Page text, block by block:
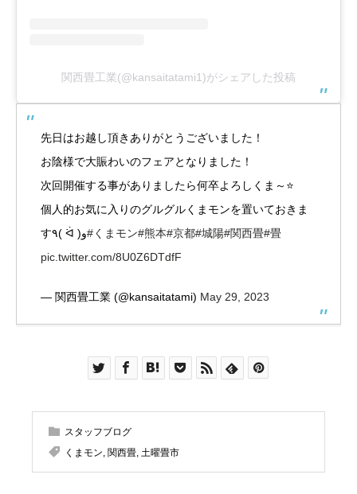
関西畳工業(@kansaitatami1)がシェアした投稿
先日はお越し頂きありがとうございました！
お陰様で大賑わいのフェアとなりました！
次回開催する事がありましたら何卒よろしくま～⭐
個人的お気に入りのグルグルくまモンを置いておきま
す٩( ᐛ )و#くまモン#熊本#京都#城陽#関西畳#畳
pic.twitter.com/8U0Z6DTdfF
— 関西畳工業 (@kansaitatami) May 29, 2023
スタッフブログ
くまモン, 関西畳, 土曜畳市